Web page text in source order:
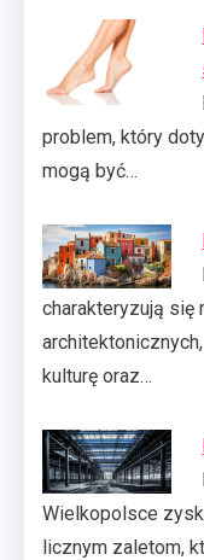
problem, który
mogą być…
charakteryzują się
kulturę oraz…
Wielkopolsce
licznym zaletom,